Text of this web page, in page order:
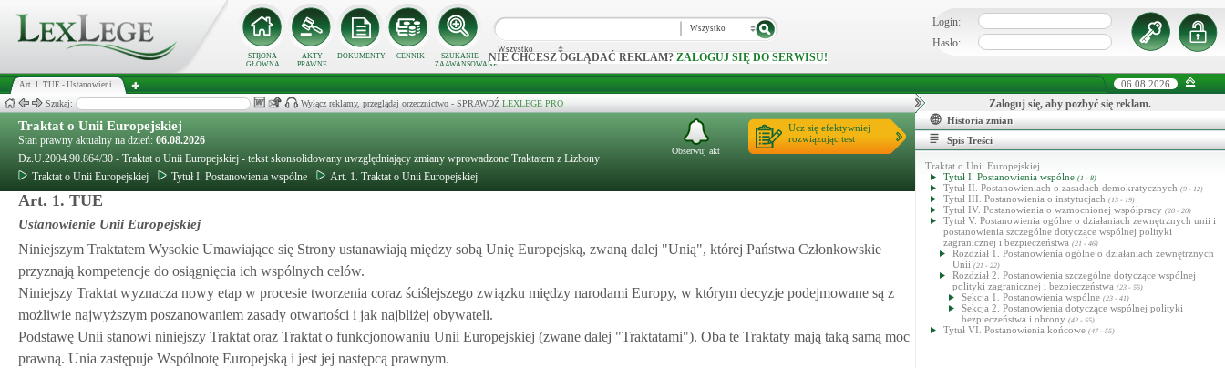
STRONA
GŁÓWNA
AKTY
PRAWNE
DOKUMENTY CENNIK
SZUKANIE
ZAAWANSOWANE
Wszystko
Wszystko
NIE CHCESZ OGLĄDAĆ REKLAM? ZALOGUJ SIĘ DO SERWISU!
Login:
Hasło:
Art. 1. TUE - Ustanowieni... 06.08.2026
Szukaj: Wyłącz reklamy, przeglądaj orzecznictwo - SPRAWDŹ LEXLEGE PRO
Traktat o Unii Europejskiej
Stan prawny aktualny na dzień: 06.08.2026
Dz.U.2004.90.864/30 - Traktat o Unii Europejskiej - tekst skonsolidowany uwzględniający zmiany wprowadzone Traktatem z Lizbony
Traktat o Unii Europejskiej
Tytuł I. Postanowienia wspólne Art. 1. Traktat o Unii Europejskiej
Ucz się efektywniej
rozwiązując test
Obserwuj akt
Art. 1. TUE
Ustanowienie Unii Europejskiej
Niniejszym Traktatem Wysokie Umawiające się Strony ustanawiają między sobą Unię Europejską, zwaną dalej "Unią", której Państwa Członkowskie
przyznają kompetencje do osiągnięcia ich wspólnych celów.
Niniejszy Traktat wyznacza nowy etap w procesie tworzenia coraz ściślejszego związku między narodami Europy, w którym decyzje podejmowane są z
możliwie najwyższym poszanowaniem zasady otwartości i jak najbliżej obywateli.
Podstawę Unii stanowi niniejszy Traktat oraz Traktat o funkcjonowaniu Unii Europejskiej (zwane dalej "Traktatami"). Oba te Traktaty mają taką samą moc
prawną. Unia zastępuje Wspólnotę Europejską i jest jej następcą prawnym.
Zaloguj się, aby pozbyć się reklam.
Historia zmian
Spis Treści
Traktat o Unii Europejskiej
Tytuł I. Postanowienia wspólne (1 - 8)
Tytuł II. Postanowieniach o zasadach demokratycznych (9 - 12)
Tytuł III. Postanowienia o instytucjach (13 - 19)
Tytuł IV. Postanowienia o wzmocnionej współpracy (20 - 20)
Tytuł V. Postanowienia ogólne o działaniach zewnętrznych unii i
postanowienia szczególne dotyczące wspólnej polityki
zagranicznej i bezpieczeństwa (21 - 46)
Rozdział 1. Postanowienia ogólne o działaniach zewnętrznych
Unii (21 - 22)
Rozdział 2. Postanowienia szczególne dotyczące wspólnej
polityki zagranicznej i bezpieczeństwa (23 - 55)
Sekcja 1. Postanowienia wspólne (23 - 41)
Sekcja 2. Postanowienia dotyczące wspólnej polityki
bezpieczeństwa i obrony (42 - 55)
Tytuł VI. Postanowienia końcowe (47 - 55)